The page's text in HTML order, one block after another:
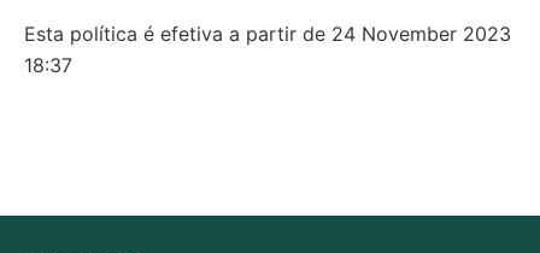
Esta política é efetiva a partir de 24 November 2023
18:37